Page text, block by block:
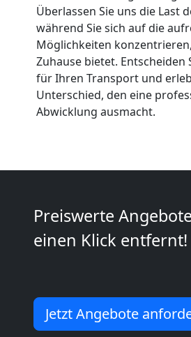
Überlassen Sie uns die Last
während Sie sich auf die
Möglichkeiten
Zuhause bietet. Entscheiden
für Ihren Transport und
Unterschied, den eine
Abwicklung ausmacht.
Preiswerte
einen Klick entfernt!
Jetzt Angebote
Mann
LKW
Leonding
Leonding